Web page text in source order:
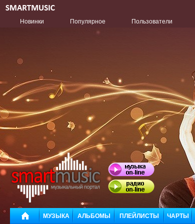
Новинки
Популярное Пользователи
МУЗЫКА АЛЬБОМЫ ПЛЕЙЛИСТЫ ЧАРТЫ